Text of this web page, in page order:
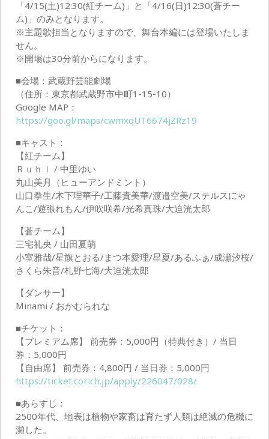
「4/15(土)12:30(紅チーム)」と「4/16(日)12:30(蒼チー
ム)」のみとなります。
※主題歌担当となりますので、舞台本編には登場いたしま
せん。
※開場は30分前からになります。
■会場：武蔵野芸能劇場
（住所：東京都武蔵野市中町1-15-10）
Google MAP：
https://goo.gl/maps/cwmxqUT6674jZRz19
■キャスト：
【紅チーム】
Ｒｕｈｌ / 中里ゆい
丸山美月（ヒューアンドミント）
山口拳生/木下理華子/工藤貴美華/渡邉空美/ステルスにゃ
んこ/遊張れもん/伊吹咲希/光希真珠/大迫洸太郎
【蒼チーム】
三宅礼央 / 山田夏萌
小室雅哉/星旗とおる/まつ本愛理/星夏/あるふぁ/成瀬汐桜/
さくら朱音/札野七海/大迫洸太郎
【ダンサー】
Minami / おかむられな
■チケット：
【プレミアム席】 前売券：5,000円（特典付き）/ 当日
券：5,000円
【自由席】 前売券：4,800円 / 当日券：5,000円
https://ticket.corich.jp/apply/226047/028/
■あらすじ：
2500年代、地表は植物や家畜は育たず人類は絶滅の危機に
瀕した。